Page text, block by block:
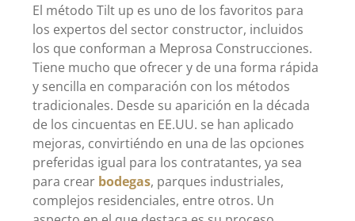
El método Tilt up es uno de los favoritos para
los expertos del sector constructor, incluidos
los que conforman a Meprosa Construcciones.
Tiene mucho que ofrecer y de una forma rápida
y sencilla en comparación con los métodos
tradicionales. Desde su aparición en la década
de los cincuentas en EE.UU. se han aplicado
mejoras, convirtiéndo en una de las opciones
preferidas igual para los contratantes, ya sea
para crear bodegas, parques industriales,
complejos residenciales, entre otros. Un